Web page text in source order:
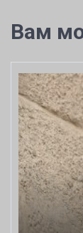
Вам